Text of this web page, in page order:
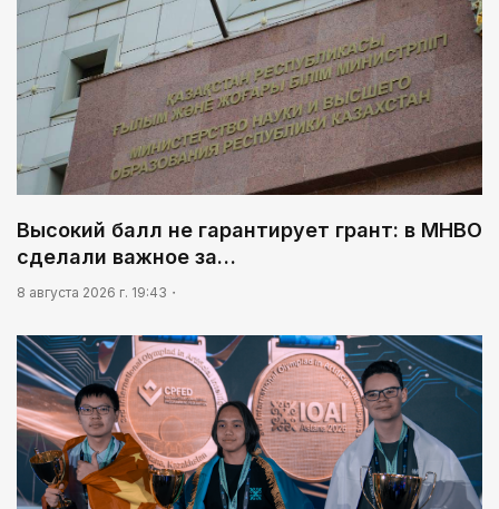
Высокий балл не гарантирует грант: в МНВО
сделали важное за…
8 августа 2026 г. 19:43